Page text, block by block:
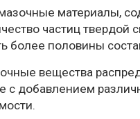
материалы,
частиц твердой
более половины
вещества
с добавлением